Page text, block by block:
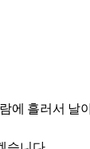
에 흘러서 날